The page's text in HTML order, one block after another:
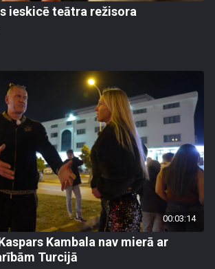
ieskicē teātra režisora
00:03:14
Kambala nav mierā ar
Turcijā